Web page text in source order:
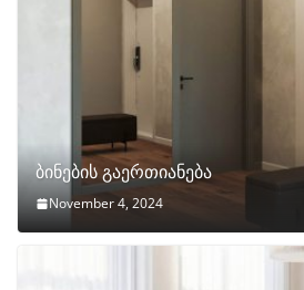
ბინების გაერთიანება
November 4, 2024